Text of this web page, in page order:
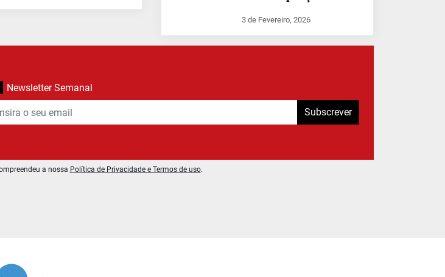
3 de Fevereiro, 2026
Newsletter Semanal
Subscrever
a nossa Política de Privacidade e Termos de uso.